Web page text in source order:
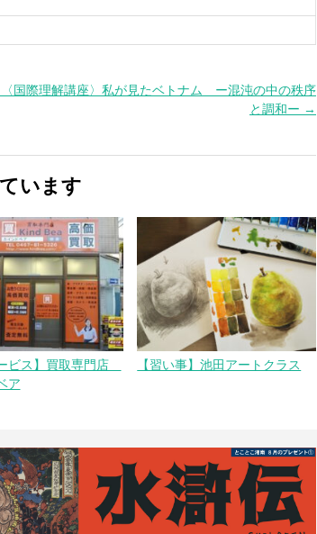
〈国際理解講座〉私が見たベトナム ー混沌の中の秩序
と調和ー →
います
ビス】買取専門店
ア
【習い事】池田アートクラス